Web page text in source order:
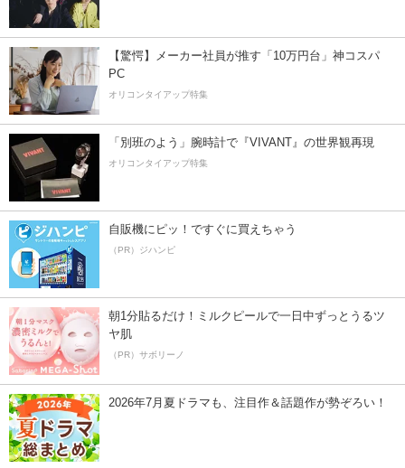
【驚愕】メーカー社員が推す「10万円台」神コスパ
PC
オリコンタイアップ特集
「別班のよう」腕時計で『VIVANT』の世界観再現
オリコンタイアップ特集
自販機にピッ！ですぐに買えちゃう
（PR）ジハンピ
朝1分貼るだけ！ミルクピールで一日中ずっとうるツ
ヤ肌
（PR）サボリーノ
2026年7月夏ドラマも、注目作＆話題作が勢ぞろい！